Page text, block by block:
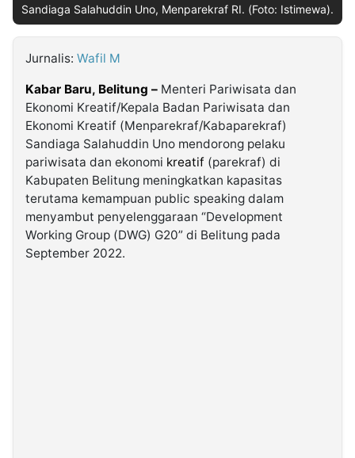
Kabarbaru.co
2026
Kabarbaru
Holding
Sandiaga Salahuddin Uno, Menparekraf RI. (Foto: Istimewa).
Jurnalis: Wafil M
Kabar Baru, Belitung – Menteri Pariwisata dan
Ekonomi Kreatif/Kepala Badan Pariwisata dan
Ekonomi Kreatif (Menparekraf/Kabaparekraf)
Sandiaga Salahuddin Uno mendorong pelaku
pariwisata dan ekonomi kreatif (parekraf) di
Kabupaten Belitung meningkatkan kapasitas
terutama kemampuan public speaking dalam
menyambut penyelenggaraan “Development
Working Group (DWG) G20” di Belitung pada
September 2022.